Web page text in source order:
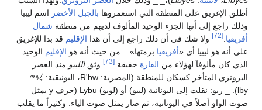
المنطقة التي استعمروهابالجبل الأخضراسم ليبيا
الجزء الوحيد المألوف لديهم من منطقةشمال
في أن ذلك راجع إلى أن هذاالإقليمقد بدا للإغريق
أي «أفريقيا برمتها» _ من حيث أنه هوالإقليمالوحيد
لهؤلاء منالقارةحقيقة.[73] وثقالليبومنذ العصر
البرونزي المتأخر كسكان للمنطقة (المصرية: R'bw، البونيقية: 𐤋𐤁𐤉
lby). _ ربو: نقلت إلى اليونانية (ليبو) أو (لوبو) Lybu (حرف y يمثل
اليونانية، ثم صار يمثل صوت الياء. وكثيراً ما يقلب